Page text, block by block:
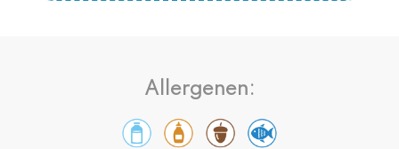
Allergenen: